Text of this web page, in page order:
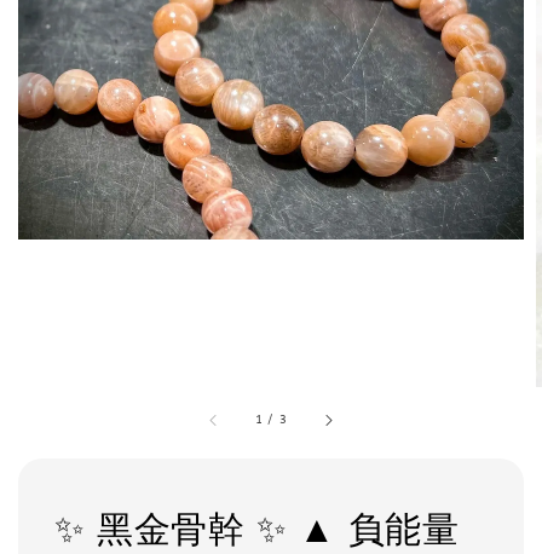
1 / 3
✨ 黑金骨幹 ✨ ▲ 負能量